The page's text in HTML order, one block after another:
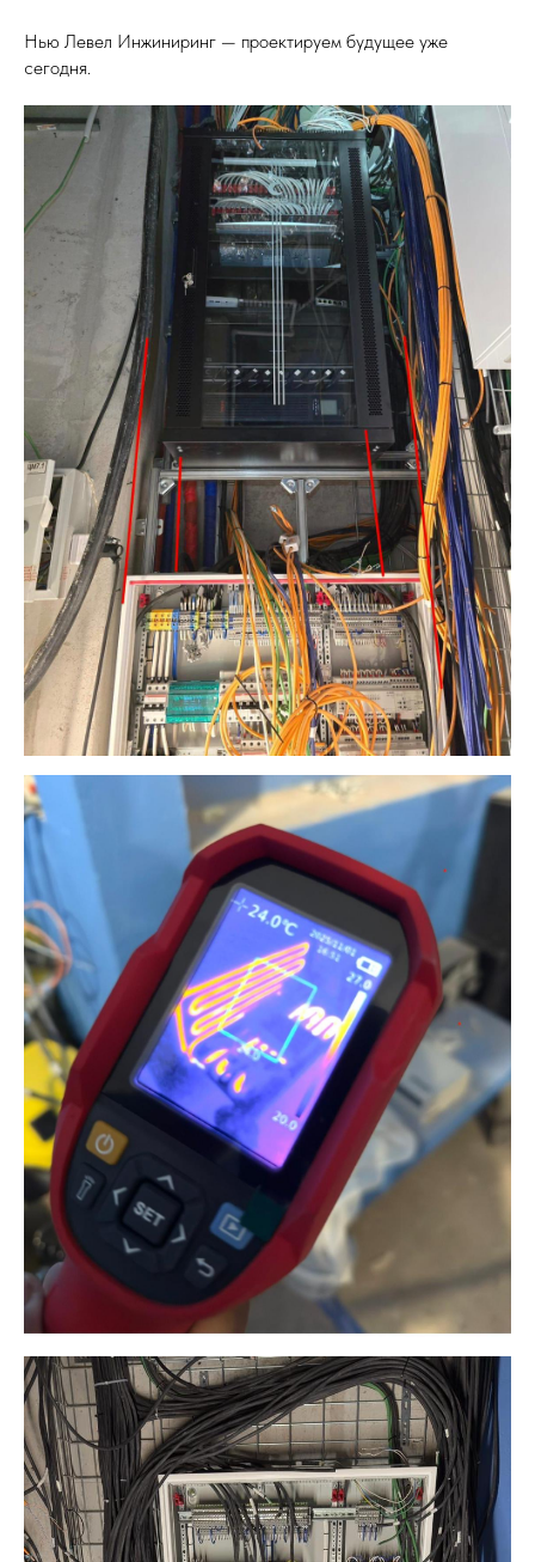
Нью Левел Инжиниринг — проектируем будущее уже
сегодня.